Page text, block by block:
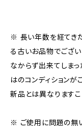
※ 長い年数を経てき
る古いお品物でござ
なからず出来てしま
はのコンディションが
新品とは異なります
※ ご使用に問題の無